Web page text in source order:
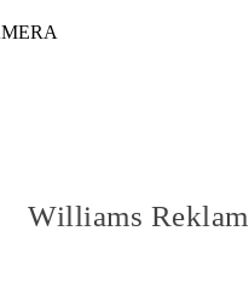
Williams